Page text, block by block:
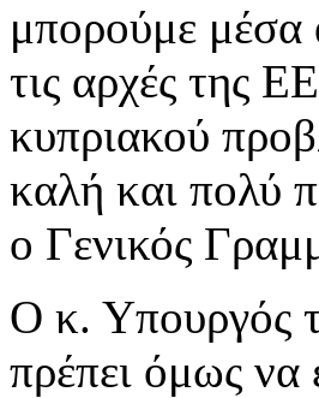
μπορούμε μέσα
τις αρχές της
κυπριακού
καλή και πολύ
ο Γενικός
Ο κ. Υπουργός
πρέπει όμως να